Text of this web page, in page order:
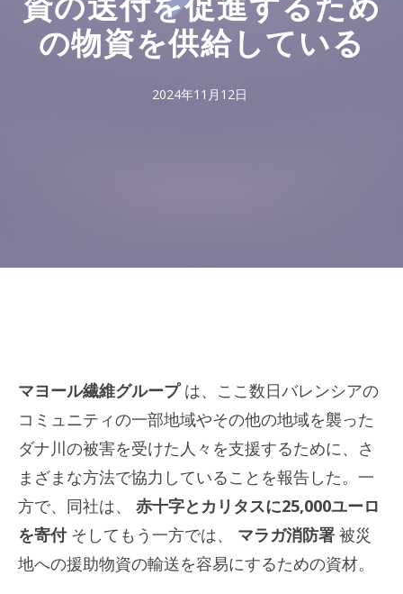
資の送付を促進するため
の物資を供給している
2024年11月12日
マヨール繊維グループは、ここ数日バレンシアの
コミュニティの一部地域やその他の地域を襲った
ダナ川の被害を受けた人々を支援するために、さ
まざまな方法で協力していることを報告した。一
方で、同社は、 赤十字とカリタスに25,000ユーロ
を寄付 そしてもう一方では、 マラガ消防署 被災
地への援助物資の輸送を容易にするための資材。